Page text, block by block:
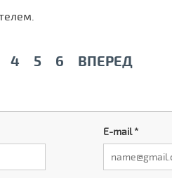
4 5 6 ВПЕРЕД
E-mail*